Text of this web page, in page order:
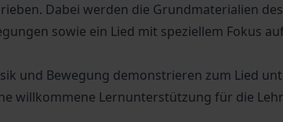
Dabei werden die Grundmaterialien
sowie ein Lied mit speziellem Fokus
und Bewegung demonstrieren zum Lied
willkommene Lernunterstützung für die